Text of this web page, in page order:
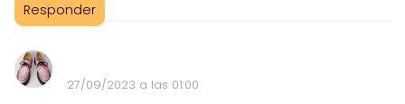
Responder
27/09/2023 a las 01:00